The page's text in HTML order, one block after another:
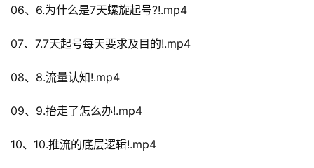
06、6.为什么是7天螺旋起号?!.mp4
07、7.7天起号每天要求及目的!.mp4
08、8.流量认知!.mp4
09、9.抬走了怎么办!.mp4
10、10.推流的底层逻辑!.mp4